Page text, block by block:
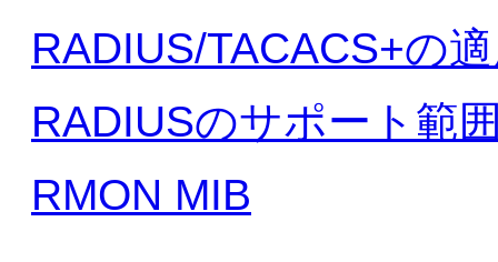
RADIUS/TACACS+の
RADIUSのサポート範
RMON MIB